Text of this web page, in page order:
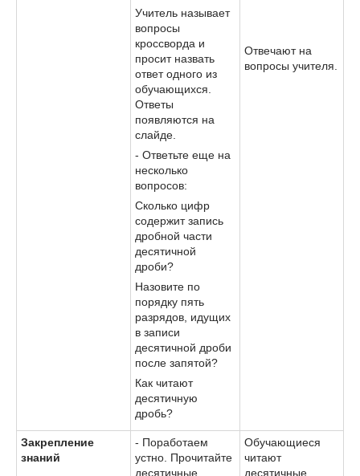
Учитель называет
вопросы
кроссворда и
просит назвать
ответ одного из
обучающихся.
Ответы
появляются на
слайде.
- Ответьте еще на
несколько
вопросов:
Сколько цифр
содержит запись
дробной части
десятичной
дроби?
Назовите по
порядку пять
разрядов, идущих
в записи
десятичной дроби
после запятой?
Как читают
десятичную
дробь?
Отвечают на
вопросы учителя.
Закрепление
знаний
- Поработаем
устно. Прочитайте
десятичные
Обучающиеся
читают
десятичные